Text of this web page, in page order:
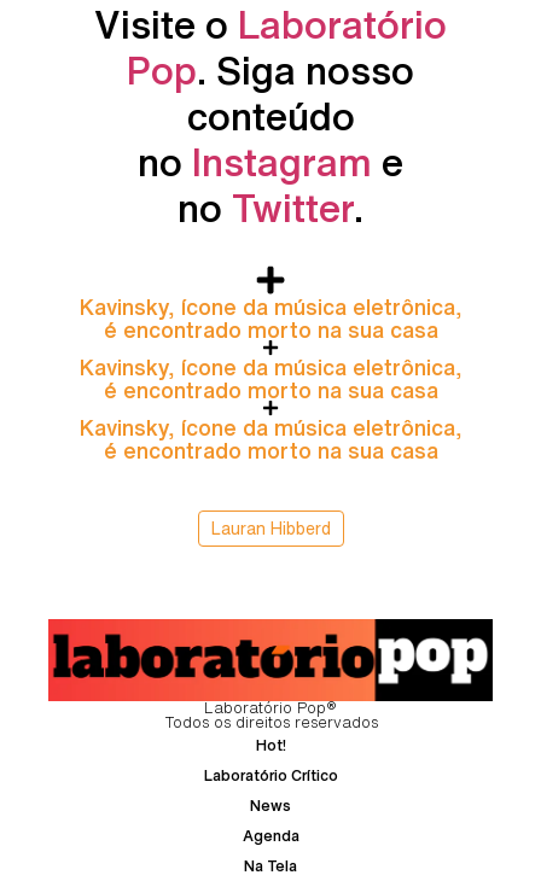
Visite o
Laboratório
Pop. Siga nosso
conteúdo
no Instagram e
no Twitter.
Kavinsky, ícone da música eletrônica,
é encontrado morto na sua casa
Kavinsky, ícone da música eletrônica,
é encontrado morto na sua casa
Kavinsky, ícone da música eletrônica,
é encontrado morto na sua casa
Lauran Hibberd
Laboratório Pop®
Todos os direitos reservados
Hot!
Laboratório Crítico
News
Agenda
Na Tela